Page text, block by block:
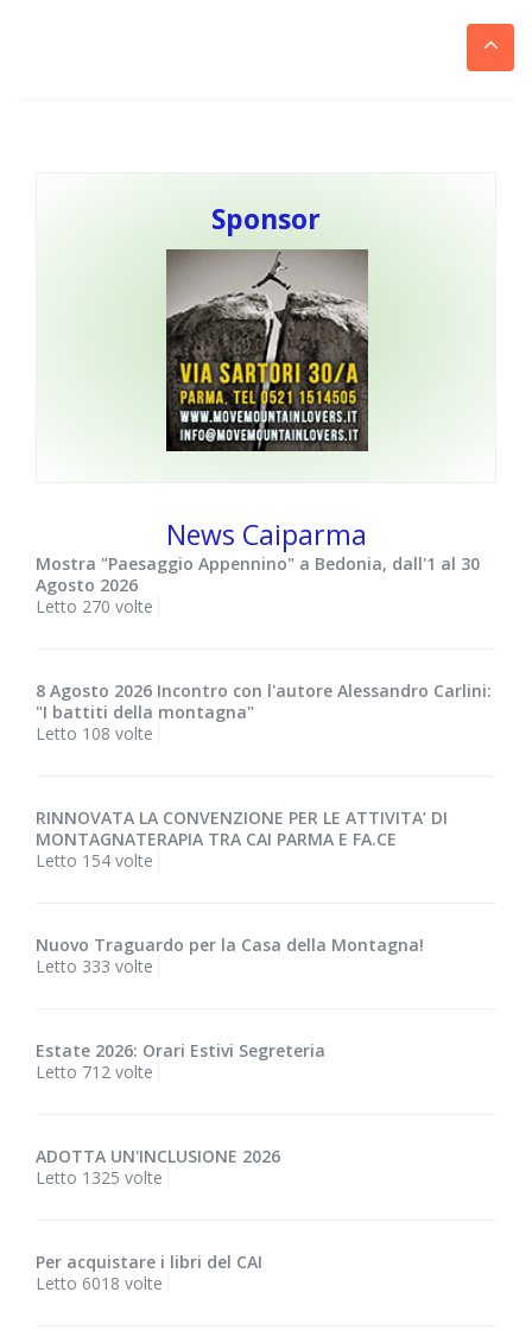
Sponsor
News Caiparma
Mostra "Paesaggio Appennino" a Bedonia, dall'1 al 30
Agosto 2026
Letto 270 volte
8 Agosto 2026 Incontro con l'autore Alessandro Carlini:
"I battiti della montagna"
Letto 108 volte
RINNOVATA LA CONVENZIONE PER LE ATTIVITA’ DI
MONTAGNATERAPIA TRA CAI PARMA E FA.CE
Letto 154 volte
Nuovo Traguardo per la Casa della Montagna!
Letto 333 volte
Estate 2026: Orari Estivi Segreteria
Letto 712 volte
ADOTTA UN'INCLUSIONE 2026
Letto 1325 volte
Per acquistare i libri del CAI
Letto 6018 volte